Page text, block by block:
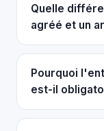
Quelle
agréé et un
Pourquoi
est-il